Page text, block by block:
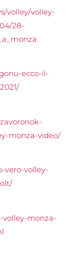
volley/volley-
28-
ecco-il-
monza-video/
vero-volley-
monza-